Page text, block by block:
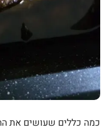
כמה כללים שעושים את